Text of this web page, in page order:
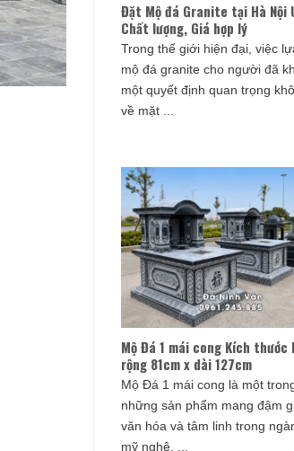
Đặt Mộ đá Granite tại Hà Nội
Chất lượng, Giá hợp lý
Trong thế giới hiện đại, việc
mộ đá granite cho người đã
một quyết định quan trọng
về mặt ...
Mộ Đá 1 mái cong Kích thước
rộng 81cm x dài 127cm
Mộ Đá 1 mái cong là một
những sản phẩm mang đậm
văn hóa và tâm linh trong
mỹ nghệ. ...